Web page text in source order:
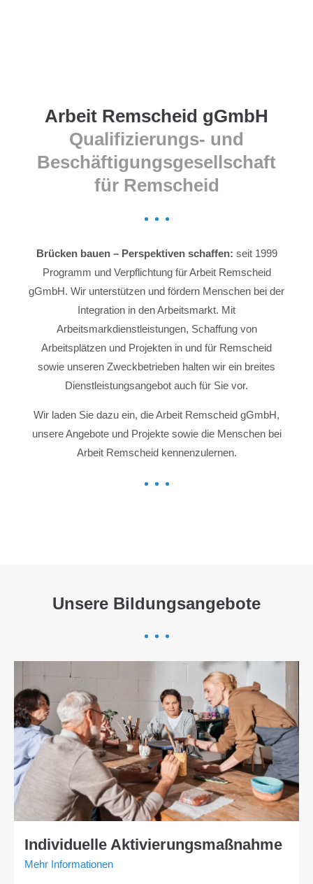
Arbeit Remscheid gGmbH
Qualifizierungs- und
Beschäftigungsgesellschaft
für Remscheid
Brücken bauen – Perspektiven schaffen: seit 1999
Programm und Verpflichtung für Arbeit Remscheid
gGmbH. Wir unterstützen und fördern Menschen bei der
Integration in den Arbeitsmarkt. Mit
Arbeitsmarkdienstleistungen, Schaffung von
Arbeitsplätzen und Projekten in und für Remscheid
sowie unseren Zweckbetrieben halten wir ein breites
Dienstleistungsangebot auch für Sie vor.
Wir laden Sie dazu ein, die Arbeit Remscheid gGmbH,
unsere Angebote und Projekte sowie die Menschen bei
Arbeit Remscheid kennenzulernen.
Unsere Bildungsangebote
Individuelle Aktivierungsmaßnahme
Mehr Informationen